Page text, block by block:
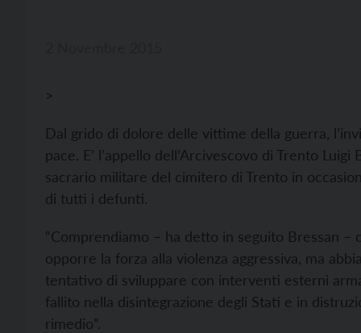
>
Dal grido di dolore delle vittime della guerra,
pace. E’ l’appello dell’Arcivescovo di Trento
sacrario militare del cimitero di Trento in
di tutti i defunti.
“Comprendiamo – ha detto in seguito Bressan
opporre la forza alla violenza aggressiva, ma
tentativo di sviluppare con interventi esterni
fallito nella disintegrazione degli Stati e in
rimedio”.